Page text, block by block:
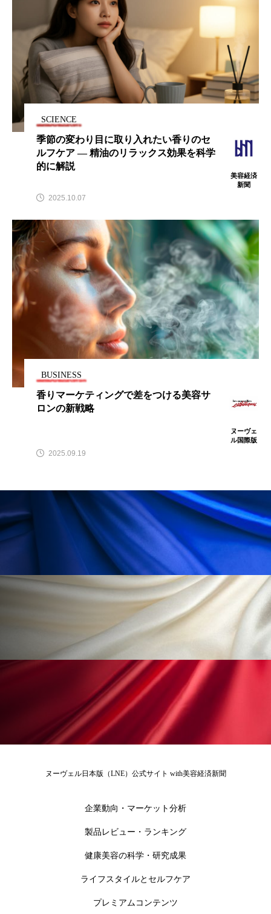
Gemini Instagram
TikTok アスタキサンチン
アスレジャーコスメ アレルギー アロマ
インタビュー インナービューティー 冷え
インナービューティーアワード2025受賞商品
ウェアラブルデバイス
ウェルビーイング エイジングケア
エクソソーム オーガニック オゾン
カウンセラー カウンセリング
カカイオイル ガジェット キーワード
クルエルティフリー クレンジング
クローズアップ
コグニティブヘルス コスト削減
コミュニケーション
コルチゾール
サステナブル美容 サプライチェーン
サプリ サロンクレンジング サロン戦略
サロン連略 シャネル
スカルプ クレンジング 頻度 スカルプケア
スキンケア 習慣
スキンケアルーティン ストレス
スマートウォッチ スマートパッチ
セーフプレイス
セラミド保湿 セルフケア
タンパク質 ディープクレンジング
デジタルデトックス デトックス
ドライヤー 温度 髪 ダメージ ナイアシンアミド
SCIENCE
季節の変わり目に取り入れたい香りのセ
ルフケア ― 精油のリラックス効果を科学
的に解説
美容経済
新聞
2025.10.07
BUSINESS
香りマーケティングで差をつける美容サ
ロンの新戦略
ヌーヴェ
ル国際版
2025.09.19
ヌーヴェル日本版（LNE）公式サイト with美容経済新聞
企業動向・マーケット分析
製品レビュー・ランキング
健康美容の科学・研究成果
ライフスタイルとセルフケア
プレミアムコンテンツ